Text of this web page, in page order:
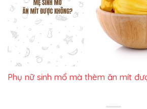
Phụ nữ sinh mổ mà thèm ăn mít